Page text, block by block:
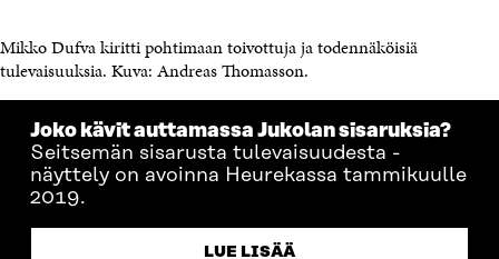
Mikko Dufva kiritti pohtimaan toivottuja ja todennäköisiä
tulevaisuuksia. Kuva: Andreas Thomasson.
Joko kävit auttamassa Jukolan sisaruksia?
Seitsemän sisarusta tulevaisuudesta -
näyttely on avoinna Heurekassa tammikuulle
2019.
LUE LISÄÄ